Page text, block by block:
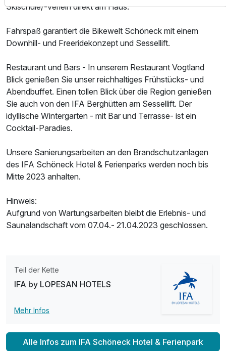
Skischule/-verleih direkt am Haus.
Fahrspaß garantiert die Bikewelt Schöneck mit einem
Downhill- und Freeridekonzept und Sessellift.
Restaurant und Bars - In unserem Restaurant Vogtland
Blick genießen Sie unser reichhaltiges Frühstücks- und
Abendbuffet. Einen tollen Blick über die Region genießen
Sie auch von den IFA Berghütten am Sessellift. Der
idyllische Wintergarten - mit Bar und Terrasse- ist ein
Cocktail-Paradies.
Unsere Sanierungsarbeiten an den Brandschutzanlagen
des IFA Schöneck Hotel & Ferienparks werden noch bis
Mitte 2023 anhalten.
Hinweis:
Aufgrund von Wartungsarbeiten bleibt die Erlebnis- und
Saunalandschaft vom 07.04.- 21.04.2023 geschlossen.
Teil der Kette
IFA by LOPESAN HOTELS
Mehr Infos
Alle Infos zum IFA Schöneck Hotel & Ferienpark